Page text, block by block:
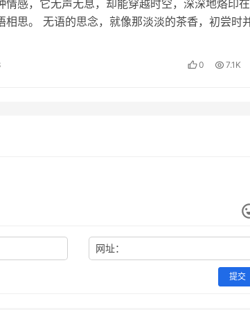
心听你的讲话内容，在对话结束前，重复并总
情感，它无声无息，却能穿越时空，深深地烙印
思。 无语的思念，就像那淡淡的茶香，初尝时
0 7.1K
网址：
提交